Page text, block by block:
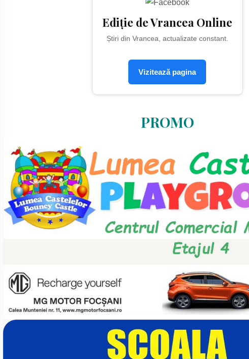
Ediție de Vrancea Online
Știri din Vrancea, actualizate constant.
Vizitează pagina
PROMO